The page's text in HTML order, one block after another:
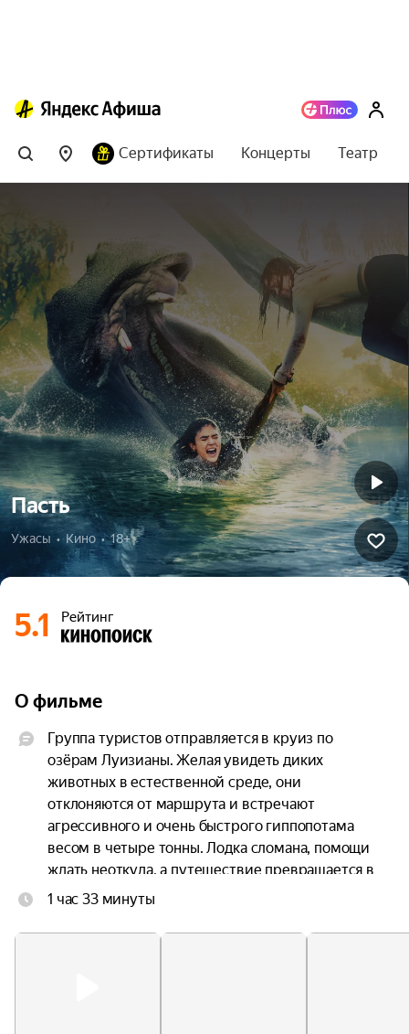
Сертификаты Концерты Театр
Пасть
Ужасы  •  Кино  •  18+
5.1 Рейтинг
О фильме
Группа туристов отправляется в круиз по
озёрам Луизианы. Желая увидеть диких
животных в естественной среде, они
отклоняются от маршрута и встречают
агрессивного и очень быстрого гиппопотама
весом в четыре тонны. Лодка сломана, помощи
ждать неоткуда, а путешествие превращается в
борьбу за выживание.
1 час 33 минуты